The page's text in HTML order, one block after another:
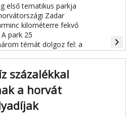
első tematikus parkja
Zadar
kilométerre fekvő
park 25
témát dolgoz fel: a
a kalózvárost és az űrt.
navigate_next
százalékkal
a horvát